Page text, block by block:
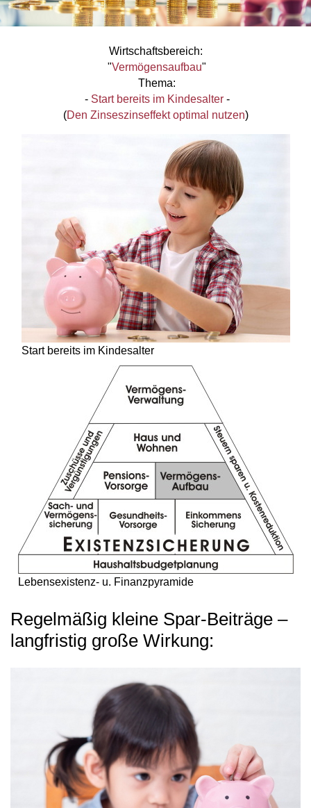
Wirtschaftsbereich:
"Vermögensaufbau"
Thema:
- Start bereits im Kindesalter-
(Den Zinseszinseffekt optimal nutzen)
Start bereits im Kindesalter
Lebensexistenz- u. Finanzpyramide
Regelmäßig kleine Spar-Beiträge –
langfristig große Wirkung: